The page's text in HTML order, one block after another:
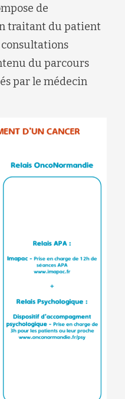
de
traitant du patient
du parcours
par le médecin